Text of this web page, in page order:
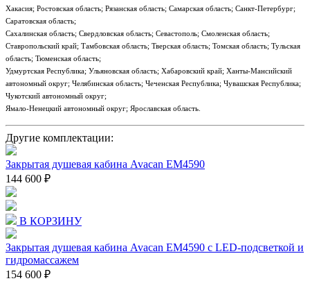
Хакасия; Ростовская область; Рязанская область; Самарская область; Санкт-Петербург;
Саратовская область;
Сахалинская область; Свердловская область; Севастополь; Смоленская область;
Ставропольский край; Тамбовская область; Тверская область; Томская область; Тульская
область; Тюменская область;
Удмуртская Республика; Ульяновская область; Хабаровский край; Ханты-Мансийский
автономный округ; Челябинская область; Чеченская Республика; Чувашская Республика;
Чукотский автономный округ;
Ямало-Ненецкий автономный округ; Ярославская область.
Другие комплектации:
Закрытая душевая кабина Avacan EM4590
144 600 ₽
В КОРЗИНУ
Закрытая душевая кабина Avacan EM4590 с LED-подсветкой и
гидромассажем
154 600 ₽